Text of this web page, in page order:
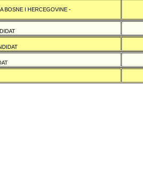
BOSNE I HERCEGOVINE -